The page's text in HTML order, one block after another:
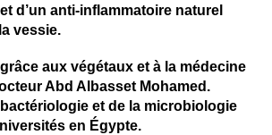
d’un anti-inflammatoire naturel
vessie.
aux végétaux et à la médecine
Abd Albasset Mohamed.
et de la microbiologie
en Égypte.